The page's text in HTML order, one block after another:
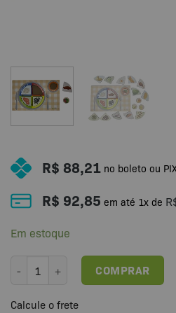
R$ 88,21 no boleto ou
R$ 92,85 em até 1x de
Em estoque
Prato do Dia - EnsinandoCOMPRAR
Calcule o frete